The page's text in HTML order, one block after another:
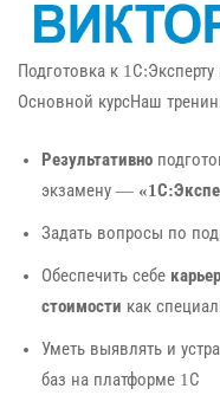
Подготовка к
Основной курсНаш
Результативно
экзамену —
Задать вопросы по
Обеспечить себе
стоимости как
Уметь выявлять и
баз на платформе 1С